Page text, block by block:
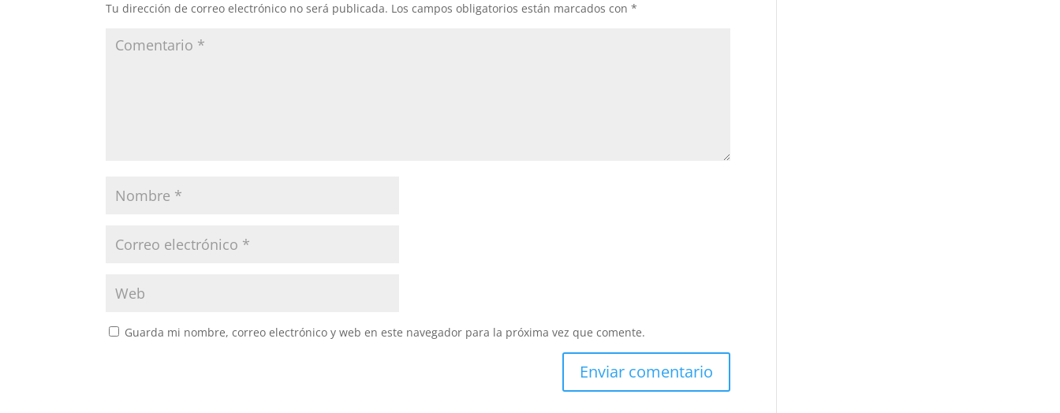
Tu dirección de correo electrónico no será publicada. Los campos obligatorios están marcados con*
Guarda mi nombre, correo electrónico y web en este navegador para la próxima vez que comente.